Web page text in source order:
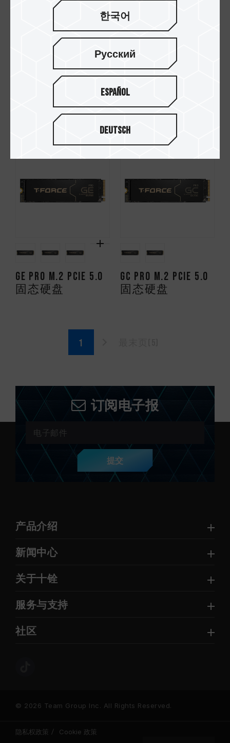
位外接式固态硬
盘 太空灰
X2 MAX 行动外接
式固态硬盘
GE PRO M.2 PCIe 5.0
固态硬盘
GC PRO M.2 PCIe 5.0
固态硬盘
订阅电子报
提交
产品介绍
新闻中心
关于十铨
服务与支持
社区
© 2026 Team Group Inc. All Rights Reserved.
隐私权政策 Cookie 政策
한국어
Русский
Español
Deutsch